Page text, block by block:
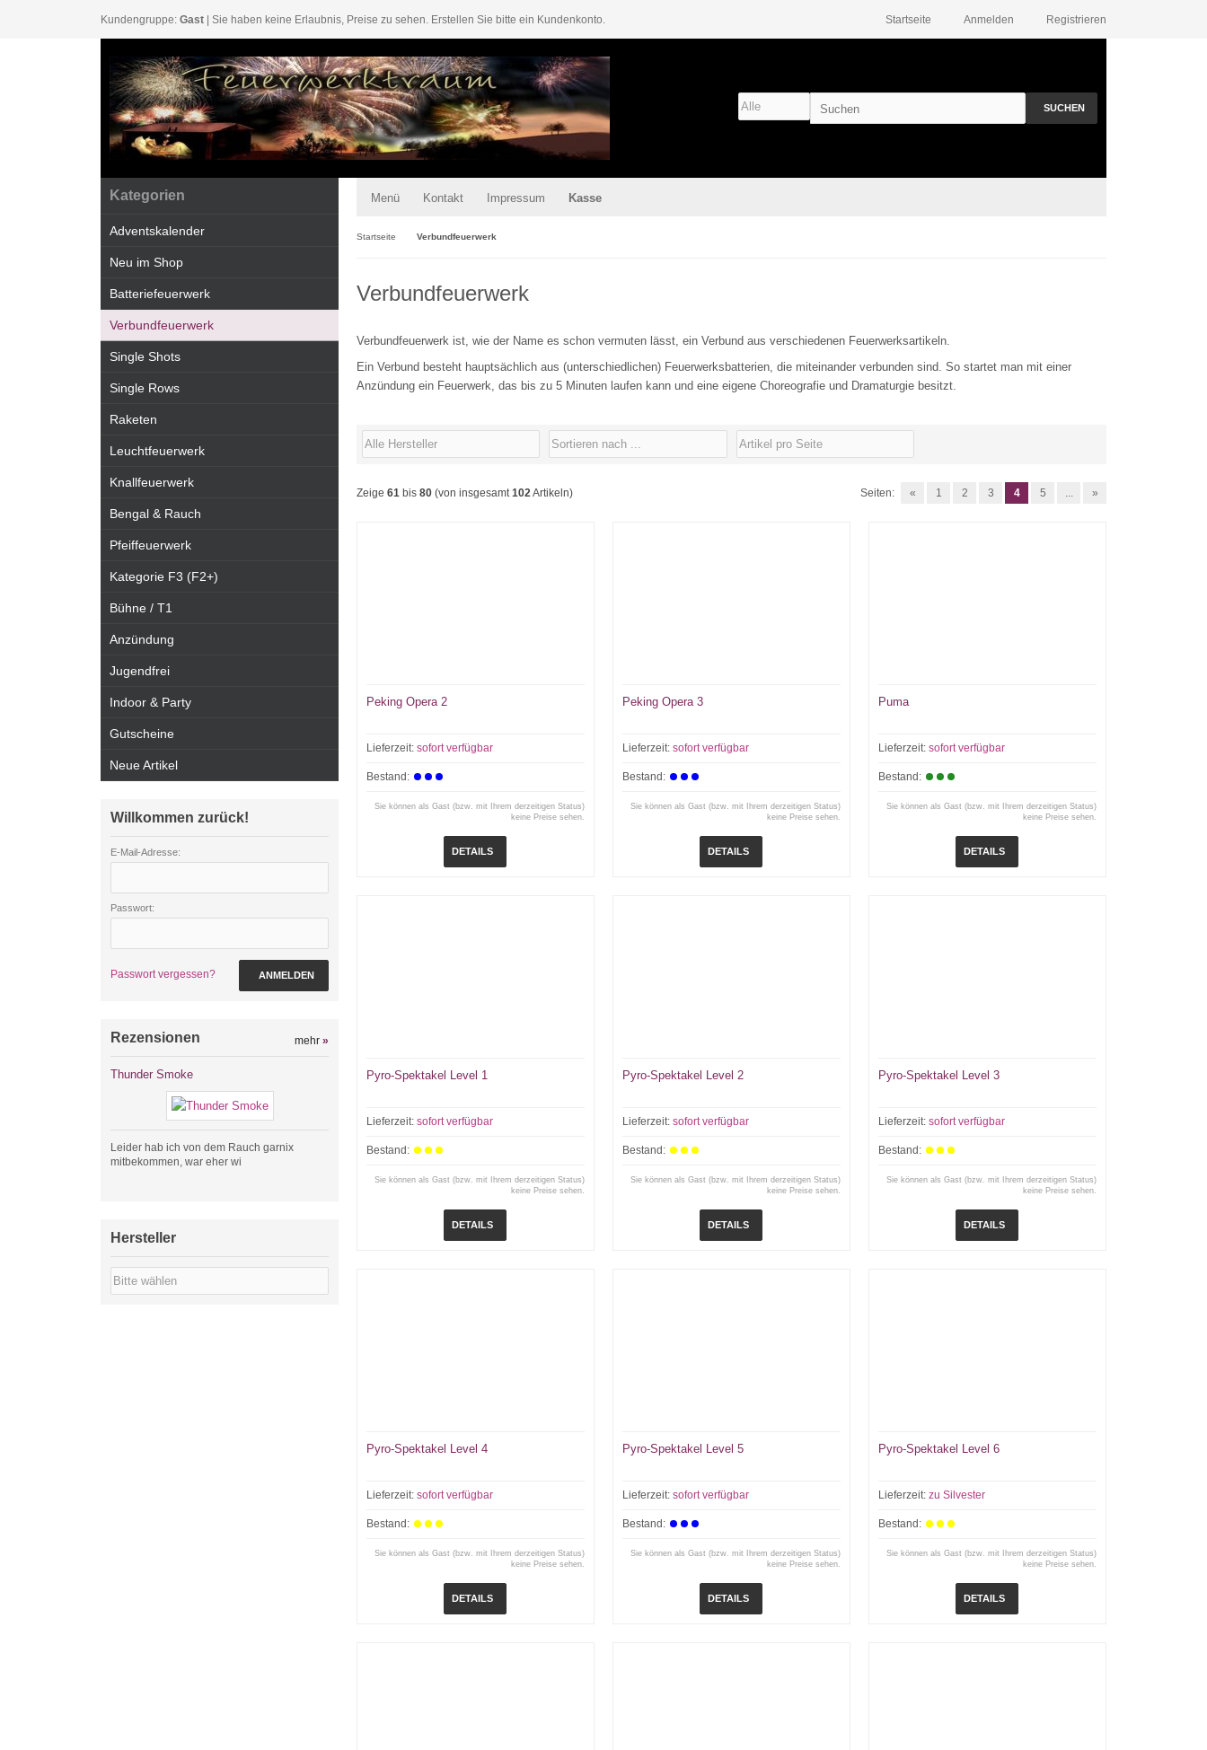
Kundengruppe: Gast | Sie haben keine Erlaubnis, Preise zu sehen. Erstellen Sie bitte ein Kundenkonto. Registrieren
Anmelden
Startseite
SUCHEN
Menü Kontakt Impressum Kasse
Startseite Verbundfeuerwerk
Verbundfeuerwerk
Verbundfeuerwerk ist, wie der Name es schon vermuten lässt, ein Verbund aus verschiedenen Feuerwerksartikeln.
Ein Verbund besteht hauptsächlich aus (unterschiedlichen) Feuerwerksbatterien, die miteinander verbunden sind. So startet man mit einer
Anzündung ein Feuerwerk, das bis zu 5 Minuten laufen kann und eine eigene Choreografie und Dramaturgie besitzt.
Zeige 61 bis 80 (von insgesamt102Artikeln) Seiten: « 1 2 3 4 5 ... »
Peking Opera 2
Lieferzeit: sofort verfügbar
Bestand:
Sie können als Gast (bzw. mit Ihrem derzeitigen Status)
keine Preise sehen.
DETAILS
Peking Opera 3
Lieferzeit: sofort verfügbar
Bestand:
Sie können als Gast (bzw. mit Ihrem derzeitigen Status)
keine Preise sehen.
DETAILS
Puma
Lieferzeit: sofort verfügbar
Bestand:
Sie können als Gast (bzw. mit Ihrem derzeitigen Status)
keine Preise sehen.
DETAILS
Pyro-Spektakel Level 1
Lieferzeit: sofort verfügbar
Bestand:
Sie können als Gast (bzw. mit Ihrem derzeitigen Status)
keine Preise sehen.
DETAILS
Pyro-Spektakel Level 2
Lieferzeit: sofort verfügbar
Bestand:
Sie können als Gast (bzw. mit Ihrem derzeitigen Status)
keine Preise sehen.
DETAILS
Pyro-Spektakel Level 3
Lieferzeit: sofort verfügbar
Bestand:
Sie können als Gast (bzw. mit Ihrem derzeitigen Status)
keine Preise sehen.
DETAILS
Pyro-Spektakel Level 4
Lieferzeit: sofort verfügbar
Bestand:
Sie können als Gast (bzw. mit Ihrem derzeitigen Status)
keine Preise sehen.
DETAILS
Pyro-Spektakel Level 5
Lieferzeit: sofort verfügbar
Bestand:
Sie können als Gast (bzw. mit Ihrem derzeitigen Status)
keine Preise sehen.
DETAILS
Pyro-Spektakel Level 6
Lieferzeit: zu Silvester
Bestand:
Sie können als Gast (bzw. mit Ihrem derzeitigen Status)
keine Preise sehen.
DETAILS
Kategorien
Adventskalender
Neu im Shop
Batteriefeuerwerk
Verbundfeuerwerk
Single Shots
Single Rows
Raketen
Leuchtfeuerwerk
Knallfeuerwerk
Bengal & Rauch
Pfeiffeuerwerk
Kategorie F3 (F2+)
Bühne / T1
Anzündung
Jugendfrei
Indoor & Party
Gutscheine
Neue Artikel
Willkommen zurück!
E-Mail-Adresse:
Passwort:
Passwort vergessen? ANMELDEN
Rezensionen mehr »
Thunder Smoke
Leider hab ich von dem Rauch garnix
mitbekommen, war eher wi
Hersteller